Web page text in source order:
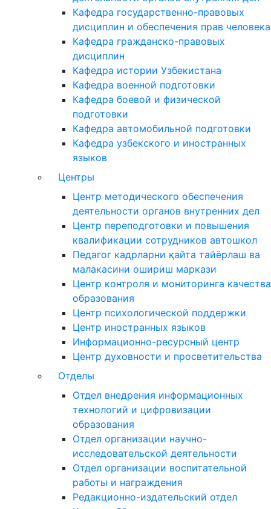
Кафедра государственно-правовых
дисциплин и обеспечения прав человека
Кафедра гражданско-правовых
дисциплин
Кафедра истории Узбекистана
Кафедра военной подготовки
Кафедра боевой и физической
подготовки
Кафедра автомобильной подготовки
Кафедра узбекского и иностранных
языков
Центры
Центр методического обеспечения
деятельности органов внутренних дел
Центр переподготовки и повышения
квалификации сотрудников автошкол
Педагог кадрларни қайта тайёрлаш ва
малакасини ошириш маркази
Центр контроля и мониторинга качества
образования
Центр психологической поддержки
Центр иностранных языков
Информационно-ресурсный центр
Центр духовности и просветительства
Отделы
Отдел внедрения информационных
технологий и цифровизации
образования
Отдел организации научно-
исследовательской деятельности
Отдел организации воспитательной
работы и награждения
Редакционно-издательский отдел